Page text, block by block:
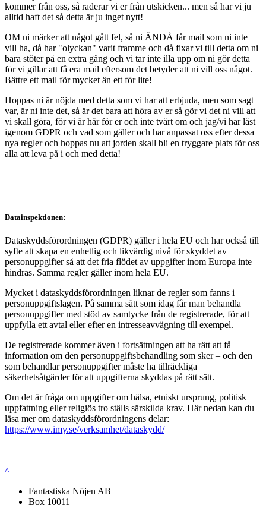
kommer från oss, så raderar vi er från utskicken... men så har vi ju
alltid haft det så detta är ju inget nytt!
OM ni märker att något gått fel, så ni ÄNDÅ får mail som ni inte
vill ha, då har "olyckan" varit framme och då fixar vi till detta om ni
bara stöter på en extra gång och vi tar inte illa upp om ni gör detta
för vi gillar att få era mail eftersom det betyder att ni vill oss något.
Bättre ett mail för mycket än ett för lite!
Hoppas ni är nöjda med detta som vi har att erbjuda, men som sagt
var, är ni inte det, så är det bara att höra av er så gör vi det ni vill att
vi skall göra, för vi är här för er och inte tvärt om och jag/vi har läst
igenom GDPR och vad som gäller och har anpassat oss efter dessa
nya regler och hoppas nu att jorden skall bli en tryggare plats för oss
alla att leva på i och med detta!
Datainspektionen:
Dataskyddsförordningen (GDPR) gäller i hela EU och har också till
syfte att skapa en enhetlig och likvärdig nivå för skyddet av
personuppgifter så att det fria flödet av uppgifter inom Europa inte
hindras. Samma regler gäller inom hela EU.
Mycket i dataskyddsförordningen liknar de regler som fanns i
personuppgiftslagen. På samma sätt som idag får man behandla
personuppgifter med stöd av samtycke från de registrerade, för att
uppfylla ett avtal eller efter en intresseavvägning till exempel.
De registrerade kommer även i fortsättningen att ha rätt att få
information om den personuppgiftsbehandling som sker – och den
som behandlar personuppgifter måste ha tillräckliga
säkerhetsåtgärder för att uppgifterna skyddas på rätt sätt.
Om det är fråga om uppgifter om hälsa, etniskt ursprung, politisk
uppfattning eller religiös tro ställs särskilda krav. Här nedan kan du
läsa mer om dataskyddsförordningens delar:
https://www.imy.se/verksamhet/dataskydd/
^
Fantastiska Nöjen AB
Box 10011